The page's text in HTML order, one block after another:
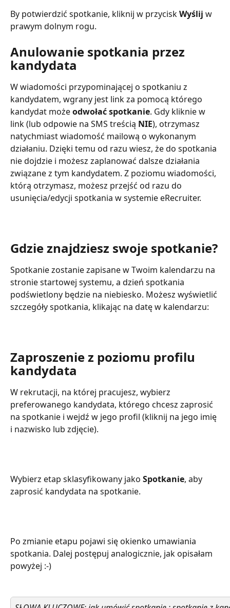
By potwierdzić spotkanie, kliknij w przycisk Wyślij w
prawym dolnym rogu.
Anulowanie spotkania przez
kandydata
W wiadomości przypominającej o spotkaniu z
kandydatem, wgrany jest link za pomocą którego
kandydat może odwołać spotkanie. Gdy kliknie w
link (lub odpowie na SMS treścią NIE), otrzymasz
natychmiast wiadomość mailową o wykonanym
działaniu. Dzięki temu od razu wiesz, że do spotkania
nie dojdzie i możesz zaplanować dalsze działania
związane z tym kandydatem. Z poziomu wiadomości,
którą otrzymasz, możesz przejść od razu do
usunięcia/edycji spotkania w systemie eRecruiter.
Gdzie znajdziesz swoje spotkanie?
Spotkanie zostanie zapisane w Twoim kalendarzu na
stronie startowej systemu, a dzień spotkania
podświetlony będzie na niebiesko. Możesz wyświetlić
szczegóły spotkania, klikając na datę w kalendarzu:
Zaproszenie z poziomu profilu
kandydata
W rekrutacji, na której pracujesz, wybierz
preferowanego kandydata, którego chcesz zaprosić
na spotkanie i wejdź w jego profil (kliknij na jego imię
i nazwisko lub zdjęcie).
Wybierz etap sklasyfikowany jako Spotkanie, aby
zaprosić kandydata na spotkanie.
Po zmianie etapu pojawi się okienko umawiania
spotkania. Dalej postępuj analogicznie, jak opisałam
powyżej :-)